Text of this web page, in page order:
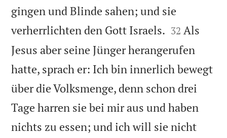
gingen und Blinde sahen; und sie
verherrlichten den Gott Israels. 

32 Als
Jesus aber seine Jünger herangerufen
hatte, sprach er: Ich bin innerlich bewegt
über die Volksmenge, denn schon drei
Tage harren sie bei mir aus und haben
nichts zu essen; und ich will sie nicht